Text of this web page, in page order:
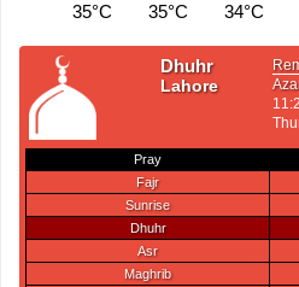
35°C 35°C 34°C